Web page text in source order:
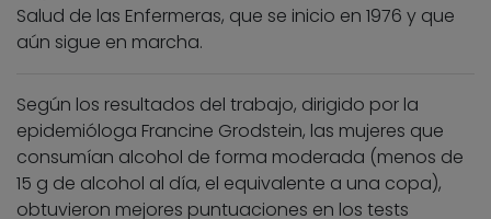
Salud de las Enfermeras, que se inicio en 1976 y que
aún sigue en marcha.
Según los resultados del trabajo, dirigido por la
epidemióloga Francine Grodstein, las mujeres que
consumían alcohol de forma moderada (menos de
15 g de alcohol al día, el equivalente a una copa),
obtuvieron mejores puntuaciones en los tests